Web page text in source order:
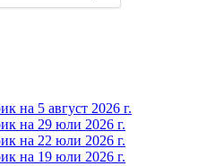
на 5 август 2026 г.
на 29 юли 2026 г.
на 22 юли 2026 г.
на 19 юли 2026 г.